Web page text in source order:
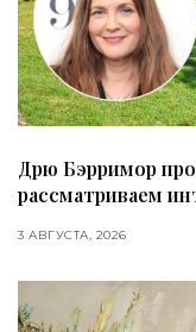
Дрю Бэрримор
рассматриваем
3 АВГУСТА, 2026